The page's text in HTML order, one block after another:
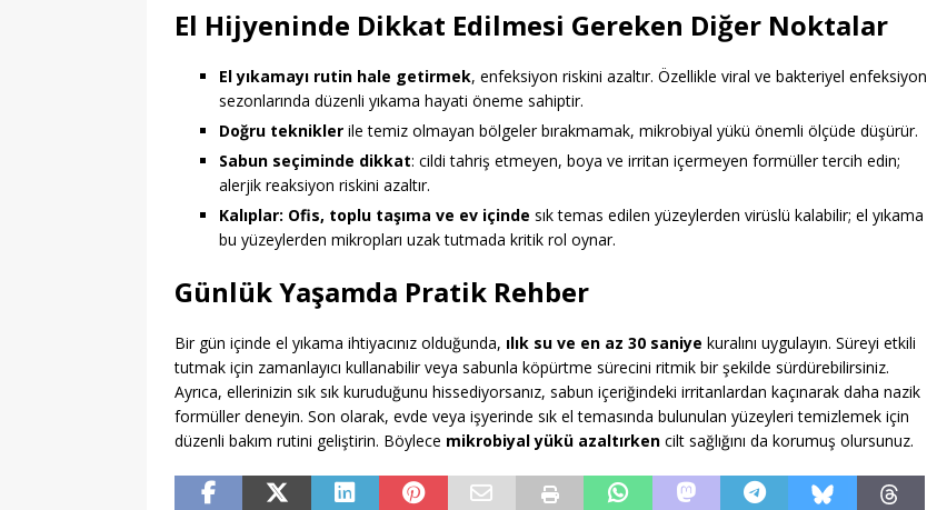
El Hijyeninde Dikkat Edilmesi Gereken Diğer Noktalar
El yıkamayı rutin hale getirmek, enfeksiyon riskini azaltır. Özellikle viral ve bakteriyel enfeksiyon
sezonlarında düzenli yıkama hayati öneme sahiptir.
Doğru teknikler ile temiz olmayan bölgeler bırakmamak, mikrobiyal yükü önemli ölçüde düşürür.
Sabun seçiminde dikkat: cildi tahriş etmeyen, boya ve irritan içermeyen formüller tercih edin;
alerjik reaksiyon riskini azaltır.
Kalıplar: Ofis, toplu taşıma ve ev içinde sık temas edilen yüzeylerden virüslü kalabilir; el yıkama
bu yüzeylerden mikropları uzak tutmada kritik rol oynar.
Günlük Yaşamda Pratik Rehber
Bir gün içinde el yıkama ihtiyacınız olduğunda, ılık su ve en az 30 saniye kuralını uygulayın. Süreyi etkili
tutmak için zamanlayıcı kullanabilir veya sabunla köpürtme sürecini ritmik bir şekilde sürdürebilirsiniz.
Ayrıca, ellerinizin sık sık kuruduğunu hissediyorsanız, sabun içeriğindeki irritanlardan kaçınarak daha nazik
formüller deneyin. Son olarak, evde veya işyerinde sık el temasında bulunulan yüzeyleri temizlemek için
düzenli bakım rutini geliştirin. Böylece mikrobiyal yükü azaltırken cilt sağlığını da korumuş olursunuz.